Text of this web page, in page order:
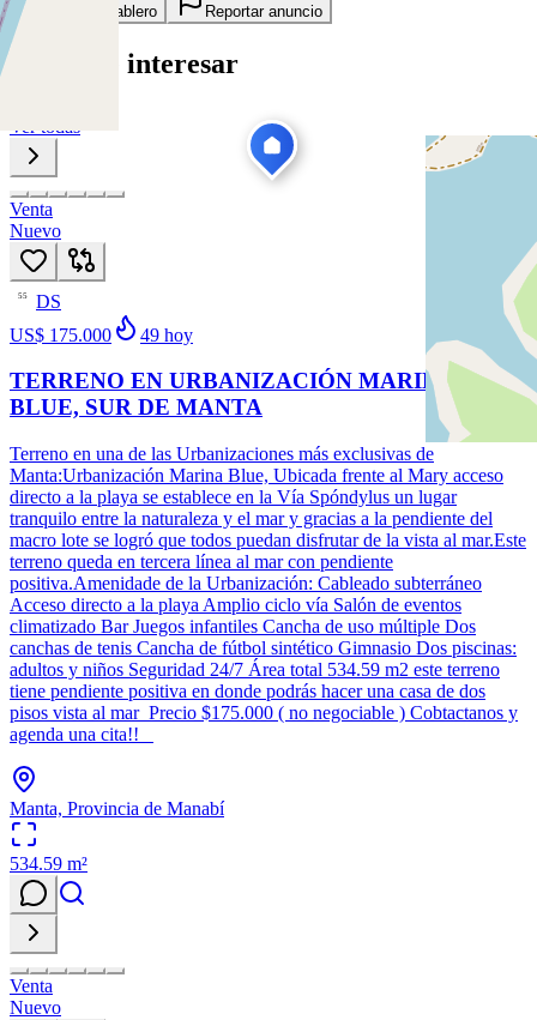
Añadir a tablero Reportar anuncio
Te puede interesar
Ver todas
Venta
Nuevo
55
DS
US$ 175.000
49 hoy
TERRENO EN URBANIZACIÓN MARINA
BLUE, SUR DE MANTA
Terreno en una de las Urbanizaciones más exclusivas de
Manta:Urbanización Marina Blue, Ubicada frente al Mary acceso
directo a la playa se establece en la Vía Spóndylus un lugar
tranquilo entre la naturaleza y el mar y gracias a la pendiente del
macro lote se logró que todos puedan disfrutar de la vista al mar.Este
terreno queda en tercera línea al mar con pendiente
positiva.Amenidade de la Urbanización: Cableado subterráneo
Acceso directo a la playa Amplio ciclo vía Salón de eventos
climatizado Bar Juegos infantiles Cancha de uso múltiple Dos
canchas de tenis Cancha de fútbol sintético Gimnasio Dos piscinas:
adultos y niños Seguridad 24/7 Área total 534.59 m2 este terreno
tiene pendiente positiva en donde podrás hacer una casa de dos
pisos vista al mar Precio $175.000 ( no negociable ) Cobtactanos y
agenda una cita!!
Manta, Provincia de Manabí
534.59 m²
Venta
Nuevo